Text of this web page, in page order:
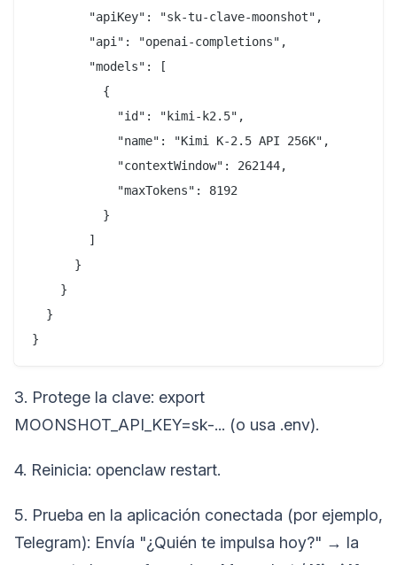
        "apiKey": "sk-tu-clave-moonshot",
        "api": "openai-completions",
        "models": [
          {
            "id": "kimi-k2.5",
            "name": "Kimi K-2.5 API 256K",
            "contextWindow": 262144,
            "maxTokens": 8192
          }
        ]
      }
    }
  }
}
3. Protege la clave: export
MOONSHOT_API_KEY=sk-... (o usa .env).
4. Reinicia: openclaw restart.
5. Prueba en la aplicación conectada (por ejemplo,
Telegram): Envía "¿Quién te impulsa hoy?" → la